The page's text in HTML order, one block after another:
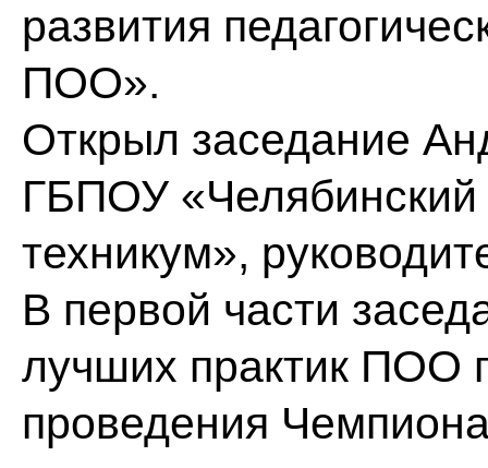
развития
ПОО».
Открыл заседание
ГБПОУ «Челябинский
техникум»,
В первой части
лучших практик ПОО
проведения